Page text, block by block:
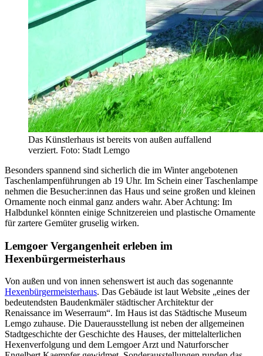
Das Künstlerhaus ist bereits von außen auffallend
verziert. Foto: Stadt Lemgo
Besonders spannend sind sicherlich die im Winter angebotenen
Taschenlampenführungen ab 19 Uhr. Im Schein einer Taschenlampe
nehmen die Besucher:innen das Haus und seine großen und kleinen
Ornamente noch einmal ganz anders wahr. Aber Achtung: Im
Halbdunkel könnten einige Schnitzereien und plastische Ornamente
für zartere Gemüter gruselig wirken.
Lemgoer Vergangenheit erleben im
Hexenbürgermeisterhaus
Von außen und von innen sehenswert ist auch das sogenannte
Hexenbürgermeisterhaus. Das Gebäude ist laut Website „eines der
bedeutendsten Baudenkmäler städtischer Architektur der
Renaissance im Weserraum“. Im Haus ist das Städtische Museum
Lemgo zuhause. Die Dauerausstellung ist neben der allgemeinen
Stadtgeschichte der Geschichte des Hauses, der mittelalterlichen
Hexenverfolgung und dem Lemgoer Arzt und Naturforscher